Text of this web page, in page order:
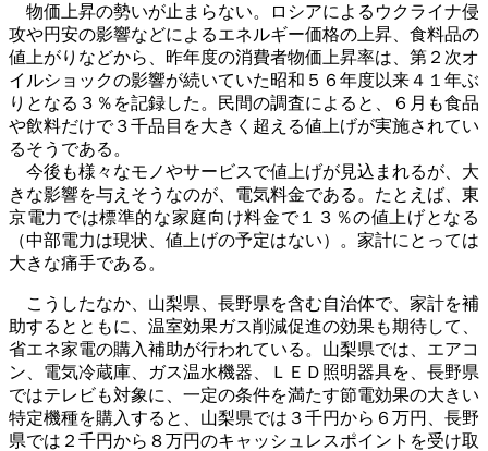
物価上昇の勢いが止まらない。ロシアによるウクライナ侵
攻や円安の影響などによるエネルギー価格の上昇、食料品の
値上がりなどから、昨年度の消費者物価上昇率は、第２次オ
イルショックの影響が続いていた昭和５６年度以来４１年ぶ
りとなる３％を記録した。民間の調査によると、６月も食品
や飲料だけで３千品目を大きく超える値上げが実施されてい
るそうである。
今後も様々なモノやサービスで値上げが見込まれるが、大
きな影響を与えそうなのが、電気料金である。たとえば、東
京電力では標準的な家庭向け料金で１３％の値上げとなる
（中部電力は現状、値上げの予定はない）。家計にとっては
大きな痛手である。
こうしたなか、山梨県、長野県を含む自治体で、家計を補
助するとともに、温室効果ガス削減促進の効果も期待して、
省エネ家電の購入補助が行われている。山梨県では、エアコ
ン、電気冷蔵庫、ガス温水機器、ＬＥＤ照明器具を、長野県
ではテレビも対象に、一定の条件を満たす節電効果の大きい
特定機種を購入すると、山梨県では３千円から６万円、長野
県では２千円から８万円のキャッシュレスポイントを受け取